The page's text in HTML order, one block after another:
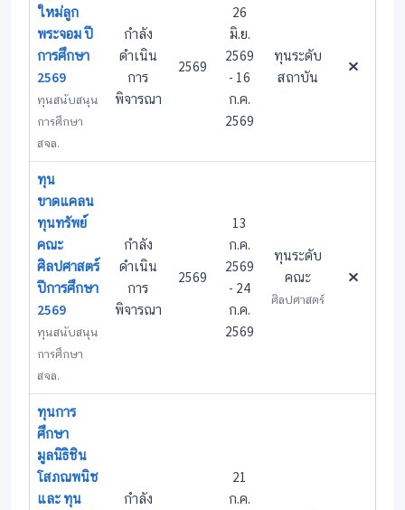
ใหม่ลูก
พระจอม ปี
การศึกษา
2569
ทุนสนับสนุน
การศึกษา
สจล.
กำลัง
ดำเนิน
การ
พิจารณา
2569
26
มิ.ย.
2569
- 16
ก.ค.
2569
ทุนระดับ
สถาบัน
ทุน
ขาดแคลน
ทุนทรัพย์
คณะ
ศิลปศาสตร์
ปีการศึกษา
2569
ทุนสนับสนุน
การศึกษา
สจล.
กำลัง
ดำเนิน
การ
พิจารณา
2569
13
ก.ค.
2569
- 24
ก.ค.
2569
ทุนระดับ
คณะ
ศิลปศาสตร์
ทุนการ
ศึกษา
มูลนิธิชิน
โสภณพนิช
และ ทุน
กำลัง
21
ก.ค.